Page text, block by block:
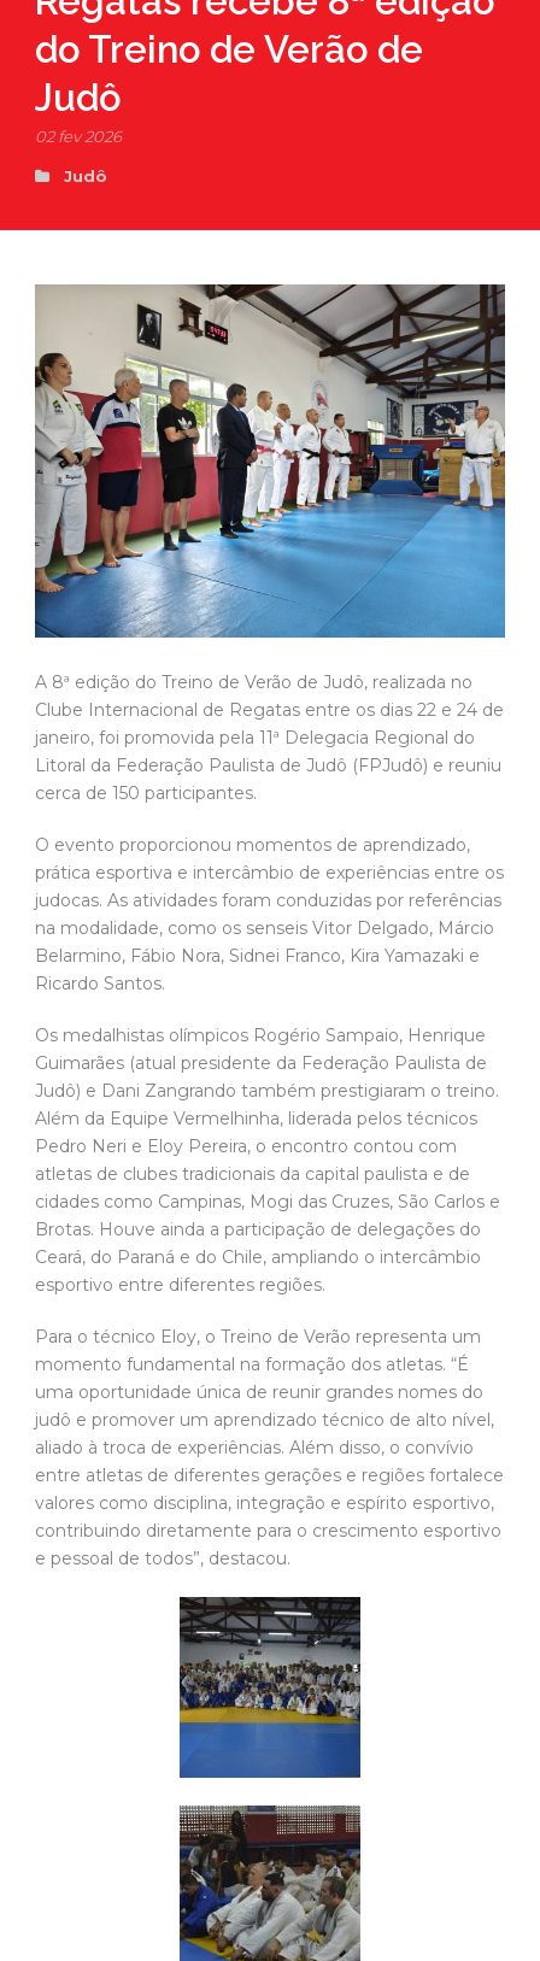
do Treino de Verão de
Judô
02 fev 2026
Judô
A 8ª edição do Treino de Verão de Judô, realizada no
Clube Internacional de Regatas entre os dias 22 e 24 de
janeiro, foi promovida pela 11ª Delegacia Regional do
Litoral da Federação Paulista de Judô (FPJudô) e reuniu
cerca de 150 participantes.
O evento proporcionou momentos de aprendizado,
prática esportiva e intercâmbio de experiências entre os
judocas. As atividades foram conduzidas por referências
na modalidade, como os senseis Vitor Delgado, Márcio
Belarmino, Fábio Nora, Sidnei Franco, Kira Yamazaki e
Ricardo Santos.
Os medalhistas olímpicos Rogério Sampaio, Henrique
Guimarães (atual presidente da Federação Paulista de
Judô) e Dani Zangrando também prestigiaram o treino.
Além da Equipe Vermelhinha, liderada pelos técnicos
Pedro Neri e Eloy Pereira, o encontro contou com
atletas de clubes tradicionais da capital paulista e de
cidades como Campinas, Mogi das Cruzes, São Carlos e
Brotas. Houve ainda a participação de delegações do
Ceará, do Paraná e do Chile, ampliando o intercâmbio
esportivo entre diferentes regiões.
Para o técnico Eloy, o Treino de Verão representa um
momento fundamental na formação dos atletas. “É
uma oportunidade única de reunir grandes nomes do
judô e promover um aprendizado técnico de alto nível,
aliado à troca de experiências. Além disso, o convívio
entre atletas de diferentes gerações e regiões fortalece
valores como disciplina, integração e espírito esportivo,
contribuindo diretamente para o crescimento esportivo
e pessoal de todos”, destacou.